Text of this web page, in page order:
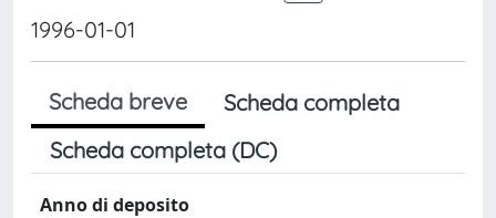
1996-01-01
Scheda breve
Scheda completa
Scheda completa (DC)
Anno di deposito